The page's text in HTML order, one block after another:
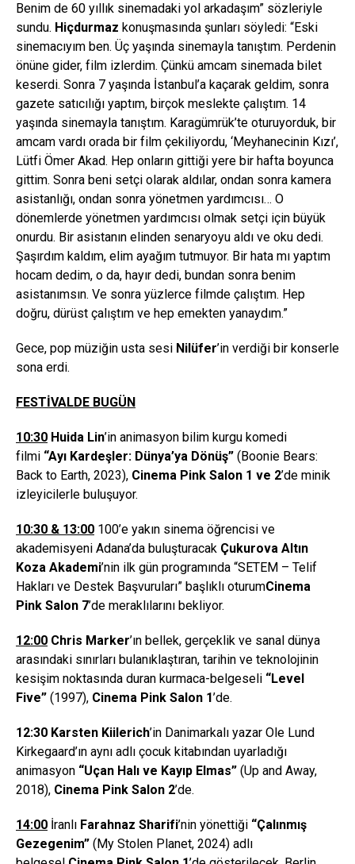
Benim de 60 yıllık sinemadaki yol arkadaşım” sözleriyle
sundu. Hiçdurmaz konuşmasında şunları söyledi: “Eski
sinemacıyım ben. Üç yaşında sinemayla tanıştım. Perdenin
önüne gider, film izlerdim. Çünkü amcam sinemada bilet
keserdi. Sonra 7 yaşında İstanbul’a kaçarak geldim, sonra
gazete satıcılığı yaptım, birçok meslekte çalıştım. 14
yaşında sinemayla tanıştım. Karagümrük’te oturuyorduk, bir
amcam vardı orada bir film çekiliyordu, ‘Meyhanecinin Kızı’,
Lütfi Ömer Akad. Hep onların gittiği yere bir hafta boyunca
gittim. Sonra beni setçi olarak aldılar, ondan sonra kamera
asistanlığı, ondan sonra yönetmen yardımcısı… O
dönemlerde yönetmen yardımcısı olmak setçi için büyük
onurdu. Bir asistanın elinden senaryoyu aldı ve oku dedi.
Şaşırdım kaldım, elim ayağım tutmuyor. Bir hata mı yaptım
hocam dedim, o da, hayır dedi, bundan sonra benim
asistanımsın. Ve sonra yüzlerce filmde çalıştım. Hep
doğru, dürüst çalıştım ve hep emekten yanaydım.”
Gece, pop müziğin usta sesi Nilüfer’in verdiği bir konserle
sona erdi.
FESTİVALDE BUGÜN
10:30 Huida Lin’in animasyon bilim kurgu komedi
filmi “Ayı Kardeş ler: Dünya’ya Dönüş” (Boonie Bears:
Back to Earth, 2023), Cinema Pink Salon 1 ve 2’de minik
izleyicilerle buluşuyor.
10:30 & 13:00 100’e yakın sinema öğrencisi ve
akademisyeni Adana’da buluşturacak Çukurova Altın
Koza Akademi’nin ilk gün programında “SETEM – Telif
Hakları ve Destek Başvuruları” başlıklı oturumCinema
Pink Salon 7’de meraklılarını bekliyor.
12:00 Chris Marker’ın bellek, gerçeklik ve sanal dünya
arasındaki sınırları bulanıklaştıran, tarihin ve teknolojinin
kesişim noktasında duran kurmaca-belgeseli “Level
Five” (1997), Cinema Pink Salon 1’de.
12:30 Karsten Kiilerich’in Danimarkalı yazar Ole Lund
Kirkegaard’ın aynı adlı çocuk kitabından uyarladığı
animasyon “Uçan Hal ı ve Kayıp Elmas” (Up and Away,
2018), Cinema Pink Salon 2’de.
14:00 İranlı Farahnaz Sharifi’nin yönettiği “Çalınmış
Gezegenim” (My Stolen Planet, 2024) adlı